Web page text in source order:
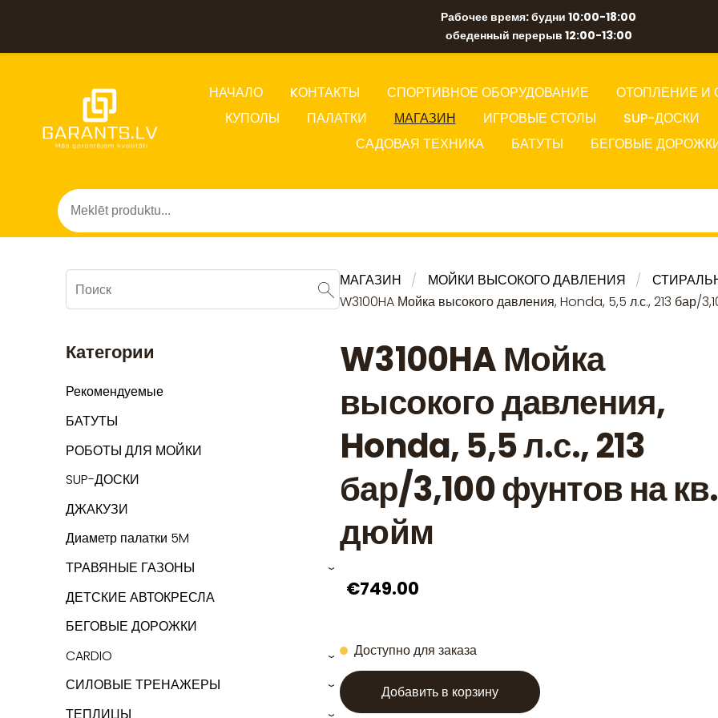
Рабочее время: будни 10:00-18:00
обеденный перерыв 12:00-13:00
НАЧАЛО KОНТАКТЫ СПОРТИВНОЕ ОБОРУДОВАНИЕ
ОТОПЛЕНИЕ И
КУПОЛЫ
ПАЛАТКИ МАГАЗИН ИГРОВЫЕ СТОЛЫ
SUP-ДОСКИ
САДОВАЯ ТЕХНИКА
БАТУТЫ БЕГОВЫЕ
Категории
Рекомендуемые
БАТУТЫ
РОБОТЫ ДЛЯ МОЙКИ
SUP-ДОСКИ
ДЖАКУЗИ
Диаметр палатки 5M
ТРАВЯНЫЕ ГАЗОНЫ
›
ДЕТСКИЕ АВТОКРЕСЛА
БЕГОВЫЕ ДОРОЖКИ
CARDIO
›
СИЛОВЫЕ ТРЕНАЖЕРЫ ›
ТЕПЛИЦЫ ›
МАГАЗИН МОЙКИ ВЫСОКОГО ДАВЛЕНИЯ
W3100HA Мойка высокого давления, Honda, 5,5 л.с., 213 бар/
W3100HA Мойка
высокого давления,
Honda, 5,5 л.с., 213
бар/3,100 фунтов на кв.
дюйм
€749.00
Доступно для заказа
Добавить в корзину